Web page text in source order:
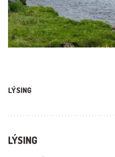
LÝSING
LÝSING